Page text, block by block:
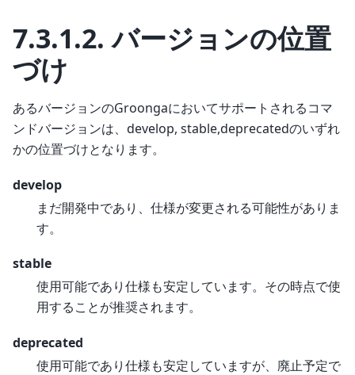
7.3.1.2.バージョンの位置
づけ
あるバージョンのGroongaにおいてサポートされるコマ
ンドバージョンは、develop, stable,deprecatedのいずれ
かの位置づけとなります。
develop
まだ開発中であり、仕様が変更される可能性がありま
す。
stable
使用可能であり仕様も安定しています。その時点で使
用することが推奨されます。
deprecated
使用可能であり仕様も安定していますが、廃止予定で